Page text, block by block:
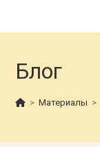
Блог
> Материалы >